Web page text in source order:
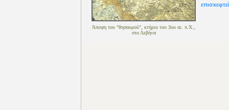
Άποψη του "θησαυρού", κτήριο του 3ου αι. π.Χ.,
στο Λεβήνα